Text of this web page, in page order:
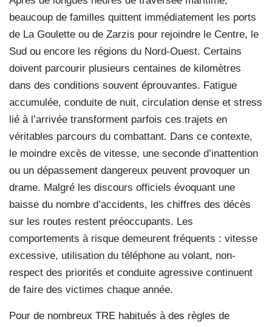
beaucoup de familles quittent immédiatement les ports
de La Goulette ou de Zarzis pour rejoindre le Centre, le
Sud ou encore les régions du Nord-Ouest. Certains
doivent parcourir plusieurs centaines de kilomètres
dans des conditions souvent éprouvantes. Fatigue
accumulée, conduite de nuit, circulation dense et stress
lié à l’arrivée transforment parfois ces trajets en
véritables parcours du combattant. Dans ce contexte,
le moindre excès de vitesse, une seconde d’inattention
ou un dépassement dangereux peuvent provoquer un
drame. Malgré les discours officiels évoquant une
baisse du nombre d’accidents, les chiffres des décès
sur les routes restent préoccupants. Les
comportements à risque demeurent fréquents : vitesse
excessive, utilisation du téléphone au volant, non-
respect des priorités et conduite agressive continuent
de faire des victimes chaque année.
Pour de nombreux TRE habitués à des règles de